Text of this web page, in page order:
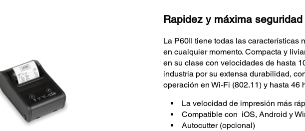
Rapidez y máxima
La P60II tiene todas las características
en cualquier momento. Compacta y
en su clase con velocidades de hasta
industria por su extensa durabilidad,
operación en Wi-Fi (802.11) y hasta 46
La velocidad de impresión más
Compatible con iOS, Android y
Autocutter (opcional)